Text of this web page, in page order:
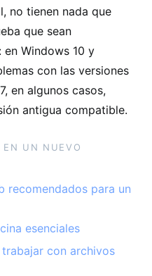
no tienen nada que
que sean
Windows 10 y
con las versiones
en algunos casos,
antigua compatible.
EN UN NUEVO
recomendados para un
esenciales
con archivos